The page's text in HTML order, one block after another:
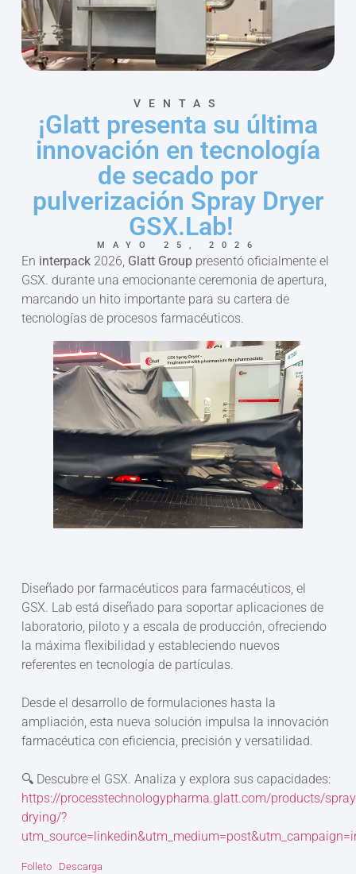
VENTAS
¡Glatt presenta su última
innovación en tecnología
de secado por
pulverización Spray Dryer
GSX.Lab!
MAYO 25, 2026
En interpack2026, Glatt Grouppresentó oficialmente el
GSX. durante una emocionante ceremonia de apertura,
marcando un hito importante para su cartera de
tecnologías de procesos farmacéuticos.
Diseñado por farmacéuticos para farmacéuticos, el
GSX. Lab está diseñado para soportar aplicaciones de
laboratorio, piloto y a escala de producción, ofreciendo
la máxima flexibilidad y estableciendo nuevos
referentes en tecnología de partículas.
Desde el desarrollo de formulaciones hasta la
ampliación, esta nueva solución impulsa la innovación
farmacéutica con eficiencia, precisión y versatilidad.
🔍 Descubre el GSX. Analiza y explora sus capacidades:
https://processtechnologypharma.glatt.com/products/
drying/?
Folleto Descarga